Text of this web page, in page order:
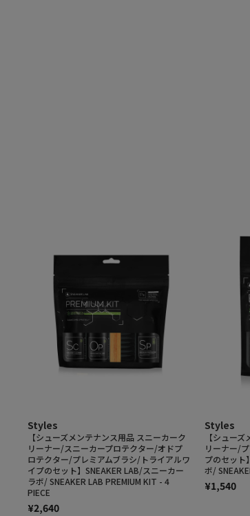
Styles
【シューズメンテナンス用品 スニーカーク
リーナー/スニーカープロテクター/オドプ
ロテクター/プレミアムブラシ/トライアルワ
イプのセット】SNEAKER LAB/スニーカー
ラボ/ SNEAKER LAB PREMIUM KIT - 4
PIECE
¥2,640
Styles
【シュー
リーナー/
プのセット
ボ/
¥1,540